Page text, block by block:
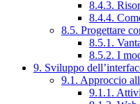
8.4.3.
8.4.4.
8.5. Progettare
8.5.1.
8.5.2. I
9. Sviluppo
9.1. Approccio
9.1.1.